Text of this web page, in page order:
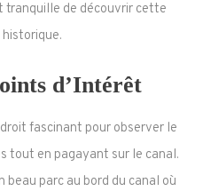
tranquille de découvrir cette
d’Intérêt
fascinant pour observer le
tout en pagayant sur le canal.
beau parc au bord du canal où